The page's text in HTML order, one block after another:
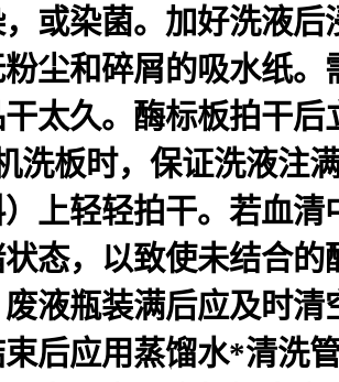
或染菌。加好洗液
尘和碎屑的吸水纸
太久。酶标板拍干后
洗板时，保证洗液注
上轻轻拍干。若血
态，以致使未结合
液瓶装满后应及时
后应用蒸馏水*清洗